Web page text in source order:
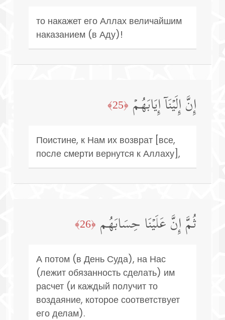
то накажет его Аллах величайшим
наказанием (в Аду)!
إِنَّ إِلَیۡنَاۤ إِیَابَهُمۡ ﴿25﴾
Поистине, к Нам их возврат [все,
после смерти вернутся к Аллаху],
ثُمَّ إِنَّ عَلَیۡنَا حِسَابَهُم ﴿26﴾
А потом (в День Суда), на Нас
(лежит обязанность сделать) им
расчет (и каждый получит то
воздаяние, которое соответствует
его делам).